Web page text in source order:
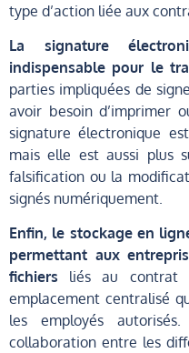
type d’action liée aux
La signature
indispensable pour le
parties impliquées de
avoir besoin d’imprimer
signature électronique
mais elle est aussi plus
falsification ou la
signés numériquement.
Enfin, le stockage en
permettant aux
fichiers liés au contrat
emplacement centralisé
les employés
collaboration entre les